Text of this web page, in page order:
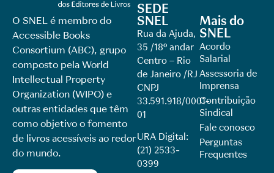
O SNEL é membro do
Accessible Books
Consortium (ABC), grupo
composto pela World
Intellectual Property
Organization (WIPO) e
outras entidades que têm
como objetivo o fomento
de livros acessíveis ao redor
do mundo.
SEDE
SNEL
Rua da Ajuda,
35 /18º andar
Centro – Rio
de Janeiro /RJ
CNPJ
33.591.918/0001-
01
URA Digital:
(21) 2533-
0399
Mais do
SNEL
Acordo
Salarial
Assessoria de
Imprensa
Contribuição
Sindical
Fale conosco
Perguntas
Frequentes